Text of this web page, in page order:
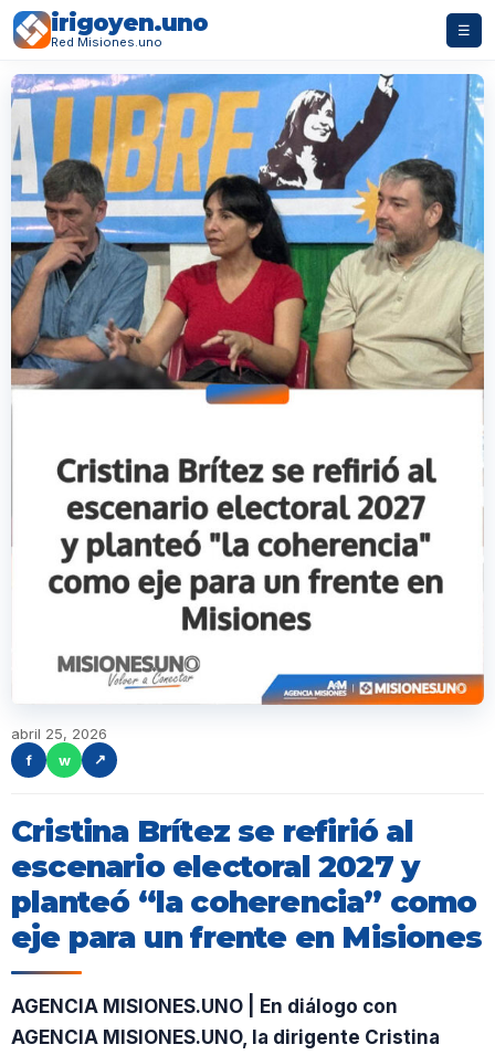
irigoyen.uno
Red Misiones.uno
☰
abril 25, 2026
f
w ↗
Cristina Brítez se refirió al
escenario electoral 2027 y
planteó “la coherencia” como
eje para un frente en Misiones
AGENCIA MISIONES.UNO | En diálogo con
AGENCIA MISIONES.UNO, la dirigente Cristina